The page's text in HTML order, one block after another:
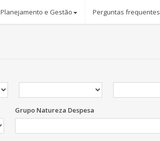
Planejamento e Gestão Perguntas frequentes
Grupo Natureza Despesa